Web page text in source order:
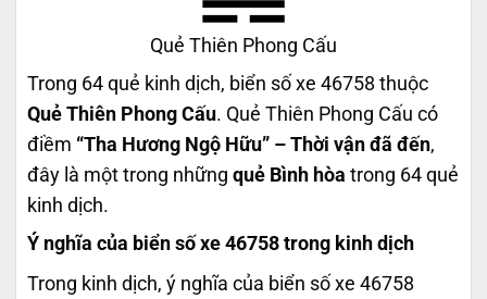
Quẻ Thiên Phong Cấu
Trong 64 quẻ kinh dịch, biển số xe 46758 thuộc
Quẻ Thiên Phong Cấu. Quẻ Thiên Phong Cấu có
điềm “Tha Hương Ngộ Hữu” – Thời vận đã đến,
đây là một trong những quẻ Bình hòa trong 64 quẻ
kinh dịch.
Ý nghĩa của biển số xe 46758 trong kinh dịch
Trong kinh dịch, ý nghĩa của biển số xe 46758